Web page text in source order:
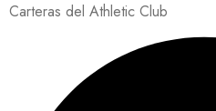
Carteras del Athletic Club